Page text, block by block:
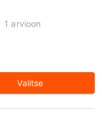
1 arvioon
Valitse